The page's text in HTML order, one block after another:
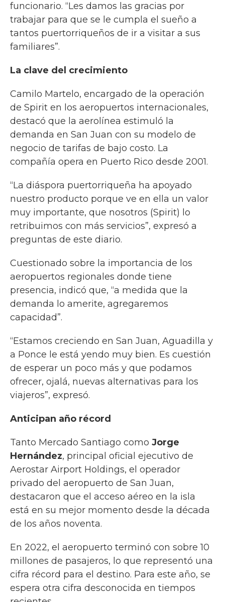
funcionario. “Les damos las gracias por
trabajar para que se le cumpla el sueño a
tantos puertorriqueños de ir a visitar a sus
familiares”.
La clave del crecimiento
Camilo Martelo, encargado de la operación
de Spirit en los aeropuertos internacionales,
destacó que la aerolínea estimuló la
demanda en San Juan con su modelo de
negocio de tarifas de bajo costo. La
compañía opera en Puerto Rico desde 2001.
“La diáspora puertorriqueña ha apoyado
nuestro producto porque ve en ella un valor
muy importante, que nosotros (Spirit) lo
retribuimos con más servicios”, expresó a
preguntas de este diario.
Cuestionado sobre la importancia de los
aeropuertos regionales donde tiene
presencia, indicó que, “a medida que la
demanda lo amerite, agregaremos
capacidad”.
“Estamos creciendo en San Juan, Aguadilla y
a Ponce le está yendo muy bien. Es cuestión
de esperar un poco más y que podamos
ofrecer, ojalá, nuevas alternativas para los
viajeros”, expresó.
Anticipan año récord
Tanto Mercado Santiago como Jorge
Hernández, principal oficial ejecutivo de
Aerostar Airport Holdings, el operador
privado del aeropuerto de San Juan,
destacaron que el acceso aéreo en la isla
está en su mejor momento desde la década
de los años noventa.
En 2022, el aeropuerto terminó con sobre 10
millones de pasajeros, lo que representó una
cifra récord para el destino. Para este año, se
espera otra cifra desconocida en tiempos